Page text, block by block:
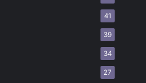
41
39
34
27